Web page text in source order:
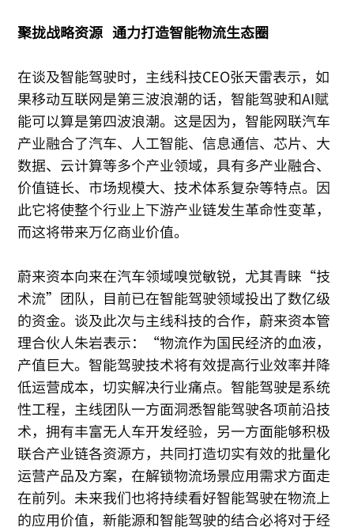
聚拢战略资源 通力打造智能物流生态圈
在谈及智能驾驶时，主线科技CEO张天雷表示，如
果移动互联网是第三波浪潮的话，智能驾驶和AI赋
能可以算是第四波浪潮。这是因为，智能网联汽车
产业融合了汽车、人工智能、信息通信、芯片、大
数据、云计算等多个产业领域，具有多产业融合、
价值链长、市场规模大、技术体系复杂等特点。因
此它将使整个行业上下游产业链发生革命性变革，
而这将带来万亿商业价值。
蔚来资本向来在汽车领域嗅觉敏锐，尤其青睐“技
术流”团队，目前已在智能驾驶领域投出了数亿级
的资金。谈及此次与主线科技的合作，蔚来资本管
理合伙人朱岩表示：“物流作为国民经济的血液，
产值巨大。智能驾驶技术将有效提高行业效率并降
低运营成本，切实解决行业痛点。智能驾驶是系统
性工程，主线团队一方面洞悉智能驾驶各项前沿技
术，拥有丰富无人车开发经验，另一方面能够积极
联合产业链各资源方，共同打造切实有效的批量化
运营产品及方案，在解锁物流场景应用需求方面走
在前列。未来我们也将持续看好智能驾驶在物流上
的应用价值，新能源和智能驾驶的结合必将对于经